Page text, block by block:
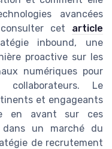
avancées
cet article
inbound, une
proactive sur les
numériques pour
Le
et engageants
en avant sur ces
un marché du
de recrutement